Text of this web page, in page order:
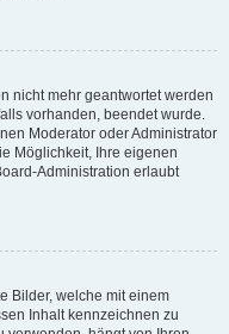
nicht mehr geantwortet werden
vorhanden, beendet wurde.
Moderator oder Administrator
Möglichkeit, Ihre eigenen
Administration erlaubt
Bilder, welche mit einem
Inhalt kennzeichnen zu